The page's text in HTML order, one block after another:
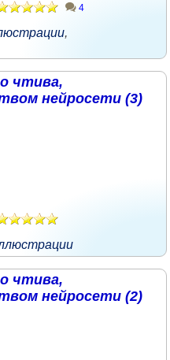
4
,
чтива,
нейросети (3)
чтива,
нейросети (2)